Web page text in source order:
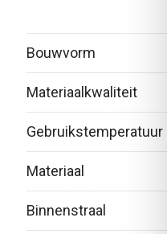
Bouwvorm
Materiaalkwaliteit
Gebruikstemperatuur
Materiaal
Binnenstraal